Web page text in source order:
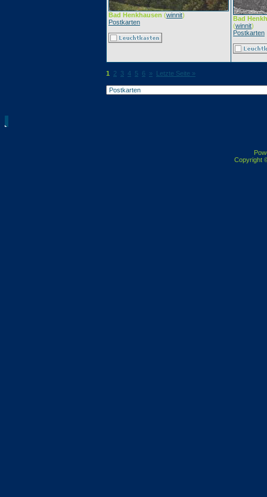
Bad Henkhausen (winnit)
Postkarten
Bad
(winnit)
Postkarten
1 2 3 4 5 6 » Letzte Seite »
Copyright